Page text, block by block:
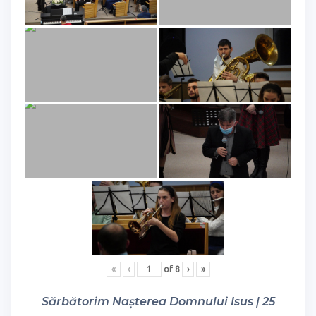
« ‹ of 8 › »
Sărbătorim Nașterea Domnului Isus | 25